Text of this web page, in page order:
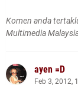
Komen anda
Multimedia
ayen =D
Feb 3, 2012,